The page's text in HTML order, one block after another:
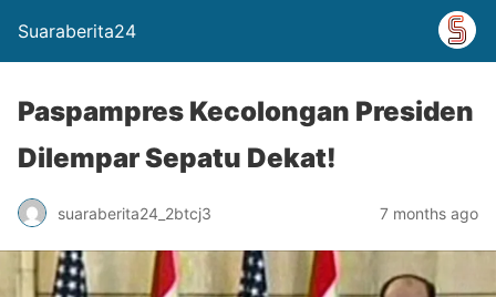
Suaraberita24
Paspampres Kecolongan Presiden
Dilempar Sepatu Dekat!
suaraberita24_2btcj3 7 months ago